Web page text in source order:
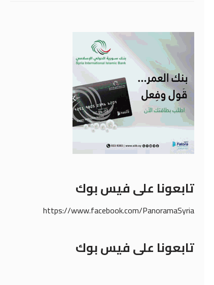
تابعونا على فيس بوك
https://www.facebook.com/PanoramaSyria
تابعونا على فيس بوك